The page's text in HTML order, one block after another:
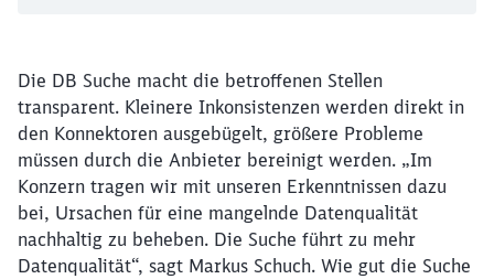
Die DB Suche macht die betroffenen Stellen
transparent. Kleinere Inkonsistenzen werden direkt in
den Konnektoren ausgebügelt, größere Probleme
müssen durch die Anbieter bereinigt werden. „Im
Konzern tragen wir mit unseren Erkenntnissen dazu
bei, Ursachen für eine mangelnde Datenqualität
nachhaltig zu beheben. Die Suche führt zu mehr
Datenqualität“, sagt Markus Schuch. Wie gut die Suche